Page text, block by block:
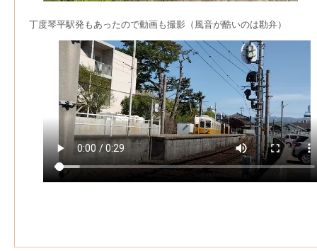
丁度琴平駅発もあったので動画も撮影（風音が酷いのは勘弁）